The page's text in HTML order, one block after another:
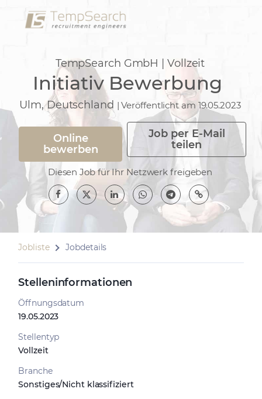
TempSearch GmbH Vollzeit
Initiativ Bewerbung
Ulm, Deutschland |Veröffentlicht am 19.05.2023
Online
bewerben
Job per E-Mail
teilen
Diesen Job für Ihr Netzwerk freigeben
Jobliste Jobdetails
Stelleninformationen
Öffnungsdatum
19.05.2023
Stellentyp
Vollzeit
Branche
Sonstiges/Nicht klassifiziert